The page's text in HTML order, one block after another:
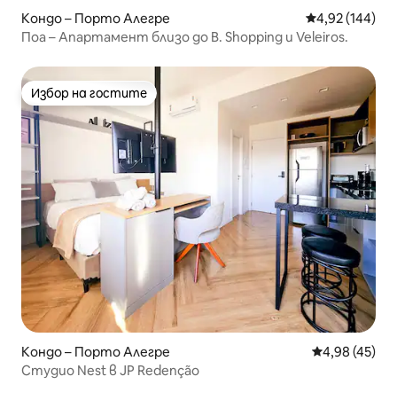
Кондо – Порто Алегре Средна
4,92 (144)
Поа – Апартамент близо до B. Shopping и Veleiros.
Избор на гостите
Избор на гостите
Кондо – Порто Алегре Средна
4,98 (45)
Студио Nest в JP Redenção